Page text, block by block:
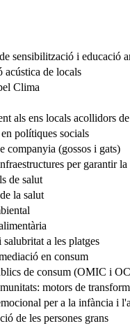
sensibilització i educació
acústica de locals
Clima
als ens locals acollidors
polítiques socials
companyia (gossos i gats)
per garantir
de salut
la salut
salubritat a les platges
en consum
de consum (OMIC i
motors de
per a la infància i
de les persones grans